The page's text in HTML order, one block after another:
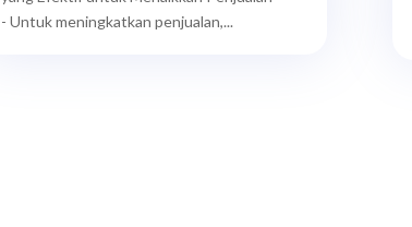
- Untuk meningkatkan penjualan,...